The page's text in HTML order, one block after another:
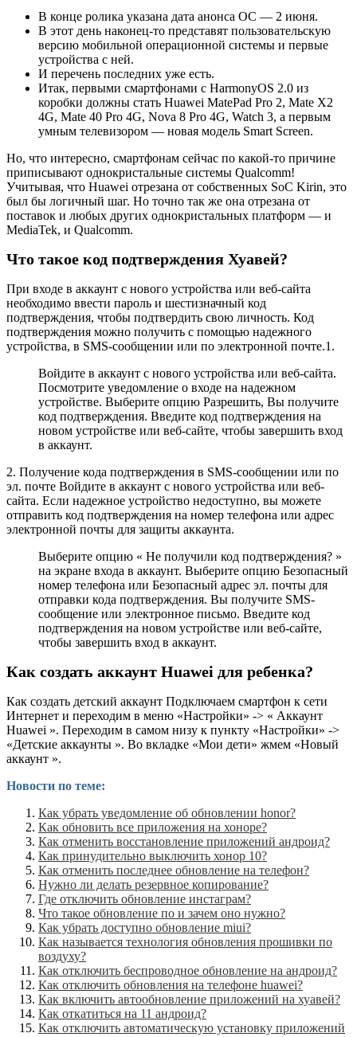
В конце ролика указана дата анонса ОС — 2 июня.
В этот день наконец-то представят пользовательскую
версию мобильной операционной системы и первые
устройства с ней.
И перечень последних уже есть.
Итак, первыми смартфонами с HarmonyOS 2.0 из
коробки должны стать Huawei MatePad Pro 2, Mate X2
4G, Mate 40 Pro 4G, Nova 8 Pro 4G, Watch 3, а первым
умным телевизором — новая модель Smart Screen.
Но, что интересно, смартфонам сейчас по какой-то причине
приписывают однокристальные системы Qualcomm!
Учитывая, что Huawei отрезана от собственных SoC Kirin, это
был бы логичный шаг. Но точно так же она отрезана от
поставок и любых других однокристальных платформ — и
MediaTek, и Qualcomm.
Что такое код подтверждения Хуавей?
При входе в аккаунт с нового устройства или веб-сайта
необходимо ввести пароль и шестизначный код
подтверждения, чтобы подтвердить свою личность. Код
подтверждения можно получить с помощью надежного
устройства, в SMS-сообщении или по электронной почте.1.
Войдите в аккаунт с нового устройства или веб-сайта.
Посмотрите уведомление о входе на надежном
устройстве. Выберите опцию Разрешить, Вы получите
код подтверждения. Введите код подтверждения на
новом устройстве или веб-сайте, чтобы завершить вход
в аккаунт.
2. Получение кода подтверждения в SMS-сообщении или по
эл. почте Войдите в аккаунт с нового устройства или веб-
сайта. Если надежное устройство недоступно, вы можете
отправить код подтверждения на номер телефона или адрес
электронной почты для защиты аккаунта.
Выберите опцию « Не получили код подтверждения? »
на экране входа в аккаунт. Выберите опцию Безопасный
номер телефона или Безопасный адрес эл. почты для
отправки кода подтверждения. Вы получите SMS-
сообщение или электронное письмо. Введите код
подтверждения на новом устройстве или веб-сайте,
чтобы завершить вход в аккаунт.
Как создать аккаунт Huawei для ребенка?
Как создать детский аккаунт Подключаем смартфон к сети
Интернет и переходим в меню «Настройки» -> « Аккаунт
Huawei ». Переходим в самом низу к пункту «Настройки» ->
«Детские аккаунты ». Во вкладке «Мои дети» жмем «Новый
аккаунт ».
Новости по теме:
Как убрать уведомление об обновлении honor?
Как обновить все приложения на хоноре?
Как отменить восстановление приложений андроид?
Как принудительно выключить хонор 10?
Как отменить последнее обновление на телефон?
Нужно ли делать резервное копирование?
Где отключить обновление инстаграм?
Что такое обновление по и зачем оно нужно?
Как убрать доступно обновление miui?
Как называется технология обновления прошивки по
воздуху?
Как отключить беспроводное обновление на андроид?
Как отключить обновления на телефоне huawei?
Как включить автообновление приложений на хуавей?
Как откатиться на 11 андроид?
Как отключить автоматическую установку приложений